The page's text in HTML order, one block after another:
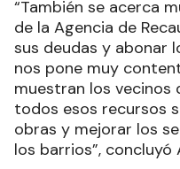
protocolos
dictan los cursos
realiza la parte
“También se acerca
de la Agencia de
sus deudas y abonar
nos pone muy
muestran los vecinos